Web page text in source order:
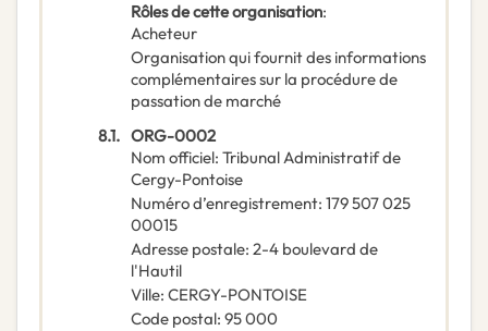
Rôles de cette organisation:
Acheteur
Organisation qui fournit des informations
complémentaires sur la procédure de
passation de marché
8.1. ORG-0002
Nom officiel: Tribunal Administratif de
Cergy-Pontoise
Numéro d’enregistrement: 179 507 025
00015
Adresse postale: 2-4 boulevard de
l'Hautil
Ville: CERGY-PONTOISE
Code postal: 95 000